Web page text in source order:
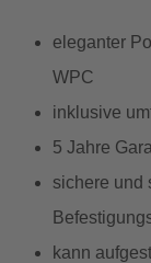
eleganter
WPC
inklusive
5 Jahre
sichere und
kann